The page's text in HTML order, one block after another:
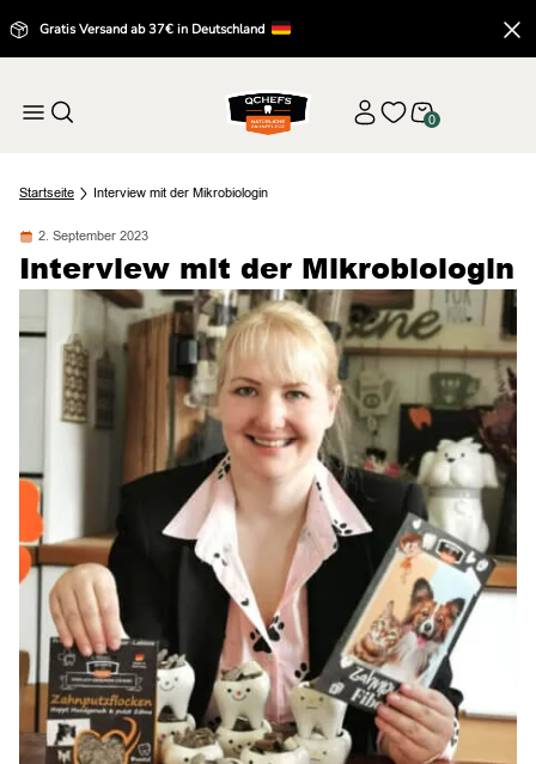
Gratis Versand ab 37€ in Deutschland
0
Startseite Interview mit der Mikrobiologin
2. September 2023
Interview mit der Mikrobiologin